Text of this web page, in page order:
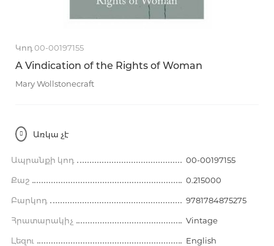
Կոդ 00-00197155
A Vindication of the Rights of Woman
Mary Wollstonecraft
Առկա չէ
Ապրանքի կոդ 00-00197155
Քաշ 0.215000
Բարկոդ 9781784875275
Հրատարակիչ Vintage
Լեզու English